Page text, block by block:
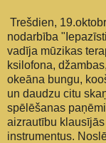
Trešdien,
nodarbība
vadīja mūzikas
ksilofona,
okeāna bungu,
un daudzu citu
spēlēšanas
aizrautību
instrumentus.